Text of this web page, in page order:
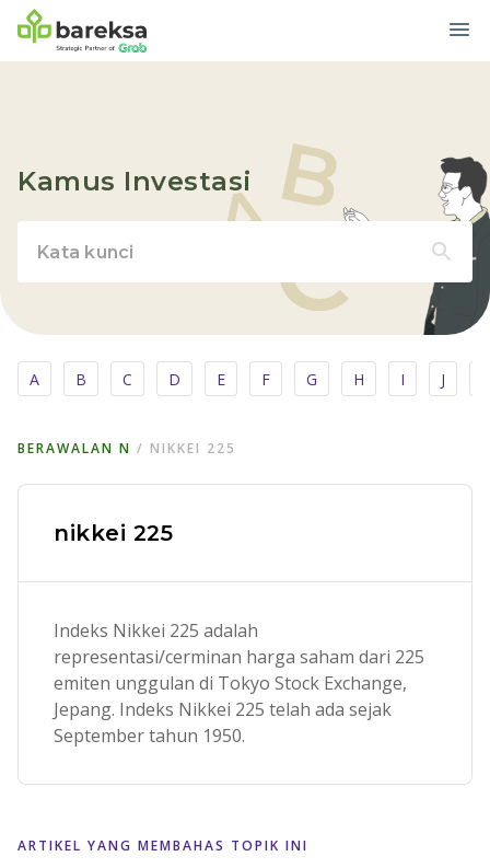
Kamus Investasi
A B C D E F G H I J
BERAWALAN N / NIKKEI 225
nikkei 225
Indeks Nikkei 225 adalah
representasi/cerminan harga saham dari 225
emiten unggulan di Tokyo Stock Exchange,
Jepang. Indeks Nikkei 225 telah ada sejak
September tahun 1950.
ARTIKEL YANG MEMBAHAS TOPIK INI